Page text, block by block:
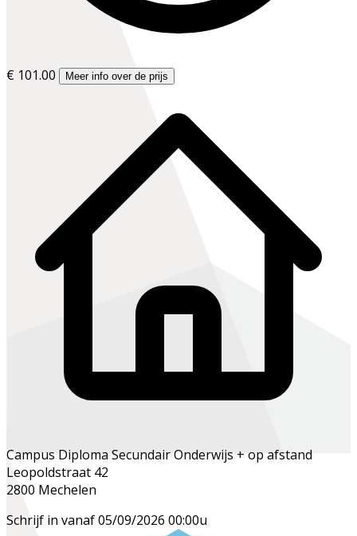
€ 101.00 Meer info over de prijs
Campus Diploma Secundair Onderwijs + op afstand
Leopoldstraat 42
2800 Mechelen
Schrijf in vanaf 05/09/2026 00:00u